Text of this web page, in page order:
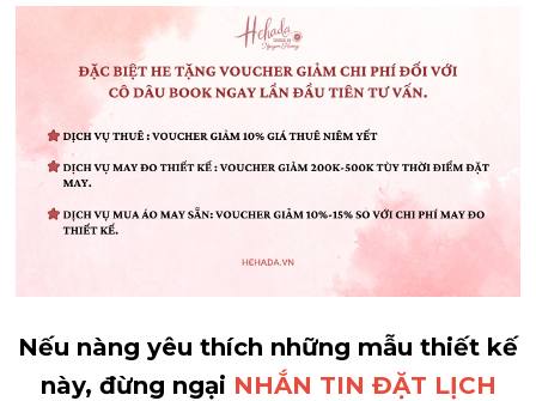
Nếu nàng yêu thích những mẫu thiết kế
này, đừng ngại NHẮN TIN ĐẶT LỊCH